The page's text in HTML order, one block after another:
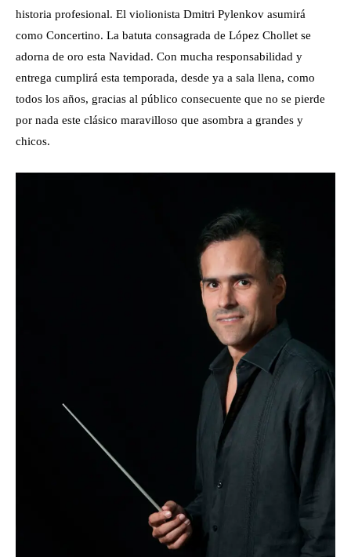
historia profesional. El violionista Dmitri Pylenkov asumirá
como Concertino. La batuta consagrada de López Chollet se
adorna de oro esta Navidad. Con mucha responsabilidad y
entrega cumplirá esta temporada, desde ya a sala llena, como
todos los años, gracias al público consecuente que no se pierde
por nada este clásico maravilloso que asombra a grandes y
chicos.